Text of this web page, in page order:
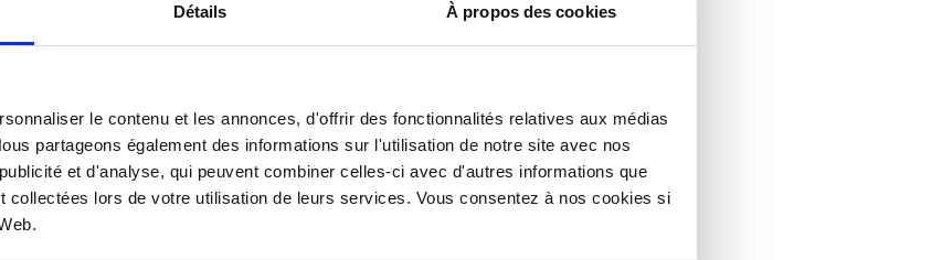
Détails À propos des cookies
le contenu et les annonces, d'offrir des fonctionnalités relatives aux médias
partageons également des informations sur l'utilisation de notre site avec nos
et d'analyse, qui peuvent combiner celles-ci avec d'autres informations que
collectées lors de votre utilisation de leurs services. Vous consentez à nos cookies si
du